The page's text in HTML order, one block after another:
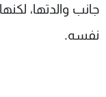
جانب والدتها،
نفسه.